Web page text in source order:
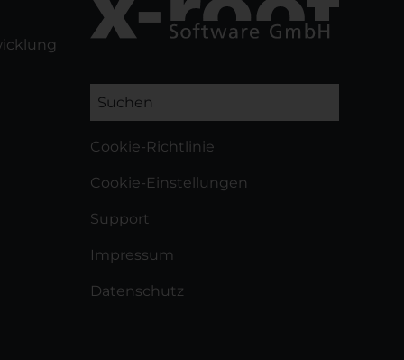
Cookie-Richtlinie
Cookie-Einstellungen
Support
Impressum
Datenschutz